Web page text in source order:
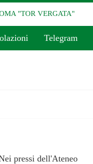
"TOR VERGATA"
Telegram
pressi dell'Ateneo